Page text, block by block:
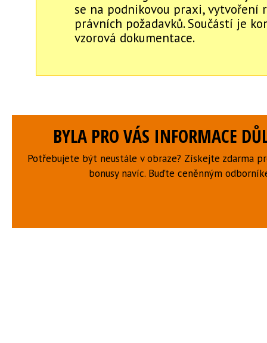
se na podnikovou praxi, vytvoření
právních požadavků. Součástí je
vzorová dokumentace.
BYLA PRO VÁS INFORMACE
Potřebujete být neustále v obraze? Získejte zdarma
bonusy navíc. Buďte ceněnným